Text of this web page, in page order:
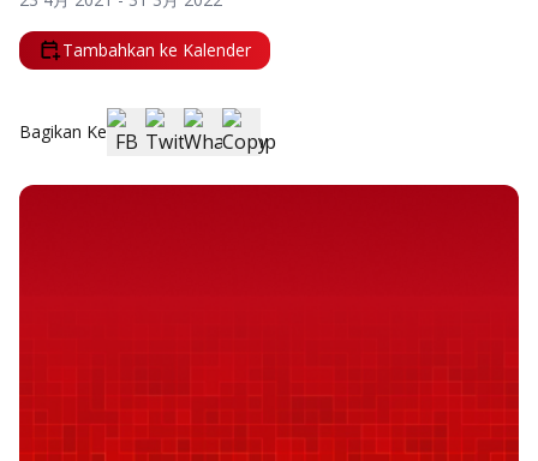
Tambahkan ke Kalender
Bagikan Ke